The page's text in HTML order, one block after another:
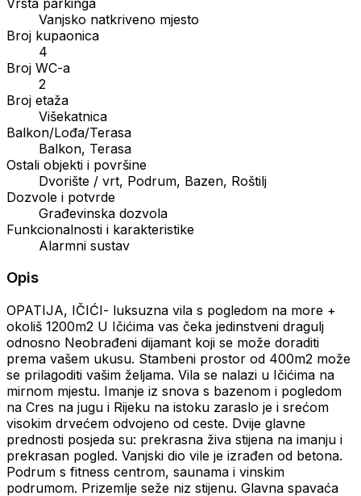
Vanjsko natkriveno mjesto
Broj kupaonica
4
Broj WC-a
2
Broj etaža
Višekatnica
Balkon/Lođa/Terasa
Balkon, Terasa
Ostali objekti i površine
Dvorište / vrt, Podrum, Bazen, Roštilj
Dozvole i potvrde
Građevinska dozvola
Funkcionalnosti i karakteristike
Alarmni sustav
Opis
OPATIJA, IČIĆI- luksuzna vila s pogledom na more +
okoliš 1200m2 U Ičićima vas čeka jedinstveni dragulj
odnosno Neobrađeni dijamant koji se može doraditi
prema vašem ukusu. Stambeni prostor od 400m2 može
se prilagoditi vašim željama. Vila se nalazi u Ičićima na
mirnom mjestu. Imanje iz snova s ​​bazenom i pogledom
na Cres na jugu i Rijeku na istoku zaraslo je i srećom
visokim drvećem odvojeno od ceste. Dvije glavne
prednosti posjeda su: prekrasna živa stijena na imanju i
prekrasan pogled. Vanjski dio vile je izrađen od betona.
Podrum s fitness centrom, saunama i vinskim
podrumom. Prizemlje seže niz stijenu. Glavna spavaća